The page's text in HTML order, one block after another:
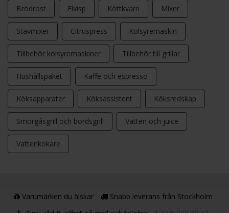
Brödrost Elvisp Köttkvarn Mixer
Stavmixer Citruspress Kolsyremaskin
Tillbehör kolsyremaskiner Tillbehör till grillar
Hushållspaket Kaffe och espresso
Köksapparater Köksassistent Köksredskap
Smörgåsgrill och bordsgrill Vatten och juice
Vattenkokare
Varumärken du älskar
Snabb leverans från Stockholm